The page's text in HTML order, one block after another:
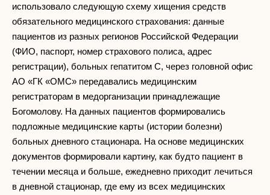
использовало следующую схему хищения средств
обязательного медицинского страхования: данные
пациентов из разных регионов Российской Федерации
(ФИО, паспорт, номер страхового полиса, адрес
регистрации), больных гепатитом С, через головной офис
АО «ГК «ОМС» передавались медицинским
регистраторам в медорганизации принадлежащие
Богомолову. На данных пациентов формировались
подложные медицинские карты (истории болезни)
больных дневного стационара. На основе медицинских
документов формировали картину, как будто пациент в
течении месяца и больше, ежедневно приходит лечиться
в дневной стационар, где ему из всех медицинских